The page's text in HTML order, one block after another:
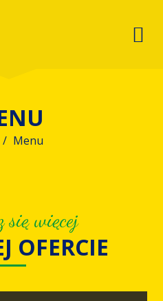
Menu
się więcej
OFERCIE